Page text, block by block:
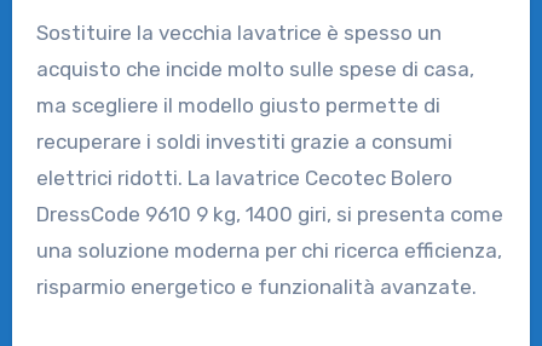
Sostituire la vecchia lavatrice è spesso un
acquisto che incide molto sulle spese di casa,
ma scegliere il modello giusto permette di
recuperare i soldi investiti grazie a consumi
elettrici ridotti. La lavatrice Cecotec Bolero
DressCode 9610 9 kg, 1400 giri, si presenta come
una soluzione moderna per chi ricerca efficienza,
risparmio energetico e funzionalità avanzate.